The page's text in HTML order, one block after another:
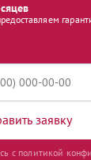
заявку
с политикой